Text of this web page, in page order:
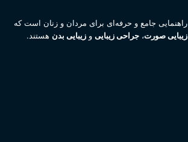
راهنمایی جامع و حرفه‌ای برای مردان و زنان است که
زیبایی صورت، جراحی زیبایی و زیبایی بدن هستند.